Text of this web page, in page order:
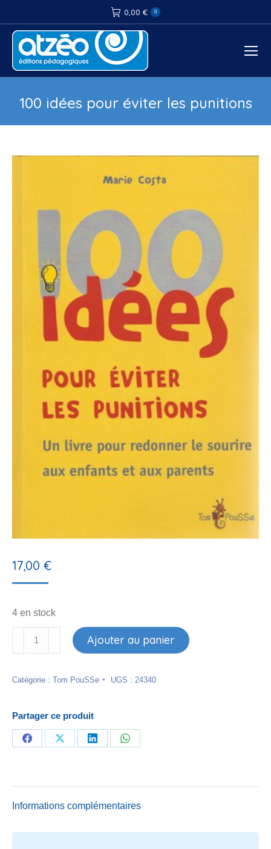
0,00 € 0
100 idées pour éviter les punitions
17,00 €
4 en stock
idées
éviter
les
punitions
Ajouter au panier
Catégorie : Tom PouSSe UGS : 24340
Partager ce produit
PartagerPartagerPartagerPartager
Informations complémentaires